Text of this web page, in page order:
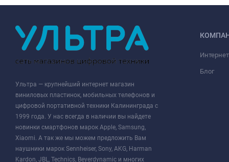
Ультра — крупнейший интернет магазин
виниловых пластинок, мобильных телефонов и
цифровой портативной техники Калининграда с
1999 года. У нас всегда в наличии вы найдете
новинки смартфонов марок Apple, Samsung,
Xiaomi. А так же мы можем предложить Вам
наушники марок Sennheiser, Sony, AKG, Harman
Kardon, JBL, Technics, Beyerdynamic и многих
Блог